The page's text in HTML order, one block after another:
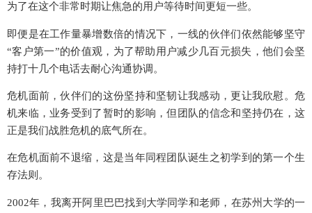
为了在这个非常时期让焦急的用户等待时间更短一些。
即便是在工作量暴增数倍的情况下，一线的伙伴们依然能够坚守
“客户第一”的价值观，为了帮助用户减少几百元损失，他们会坚
持打十几个电话去耐心沟通协调。
危机面前，伙伴们的这份坚持和坚韧让我感动，更让我欣慰。危
机来临，业务受到了暂时的影响，但团队的信念和坚持仍在，这
正是我们战胜危机的底气所在。
在危机面前不退缩，这是当年同程团队诞生之初学到的第一个生
存法则。
2002年，我离开阿里巴巴找到大学同学和老师，在苏州大学的一